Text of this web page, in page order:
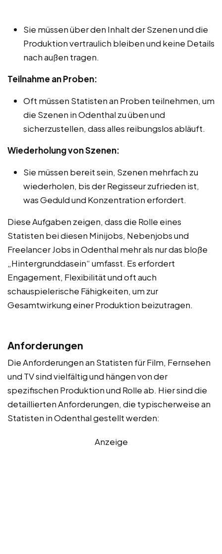
Sie müssen über den Inhalt der Szenen und die
Produktion vertraulich bleiben und keine Details
nach außen tragen.
Teilnahme an Proben:
Oft müssen Statisten an Proben teilnehmen, um
die Szenen in Odenthal zu üben und
sicherzustellen, dass alles reibungslos abläuft.
Wiederholung von Szenen:
Sie müssen bereit sein, Szenen mehrfach zu
wiederholen, bis der Regisseur zufrieden ist,
was Geduld und Konzentration erfordert.
Diese Aufgaben zeigen, dass die Rolle eines
Statisten bei diesen Minijobs, Nebenjobs und
Freelancer Jobs in Odenthal mehr als nur das bloße
„Hintergrunddasein“ umfasst. Es erfordert
Engagement, Flexibilität und oft auch
schauspielerische Fähigkeiten, um zur
Gesamtwirkung einer Produktion beizutragen.
Anforderungen
Die Anforderungen an Statisten für Film, Fernsehen
und TV sind vielfältig und hängen von der
spezifischen Produktion und Rolle ab. Hier sind die
detaillierten Anforderungen, die typischerweise an
Statisten in Odenthal gestellt werden:
Anzeige